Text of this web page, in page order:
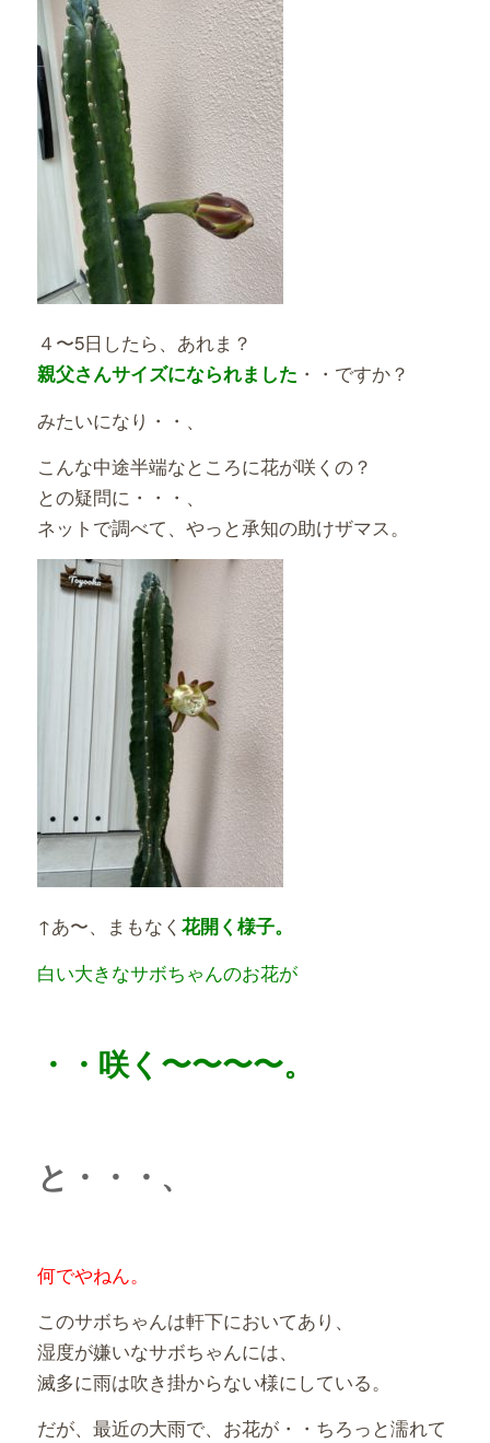
４〜5日したら、あれま？
親父さんサイズになられました ・・ですか？
みたいになり・・、
こんな中途半端なところに花が咲くの？
との疑問に・・・、
ネットで調べて、やっと承知の助けザマス。
↑あ〜、まもなく 花開く様子。
白い大きなサボちゃんのお花が
・・咲く〜〜〜〜。
と・・・、
何でやねん。
このサボちゃんは軒下においてあり、
湿度が嫌いなサボちゃんには、
滅多に雨は吹き掛からない様にしている。
だが、最近の大雨で、お花が・・ちろっと濡れて